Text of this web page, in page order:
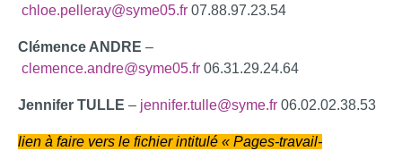
chloe.pelleray@syme05.fr 07.88.97.23.54
Clémence ANDRE –
clemence.andre@syme05.fr 06.31.29.24.64
Jennifer TULLE – jennifer.tulle@syme.fr 06.02.02.38.53
lien à faire vers le fichier intitulé « Pages-travail-